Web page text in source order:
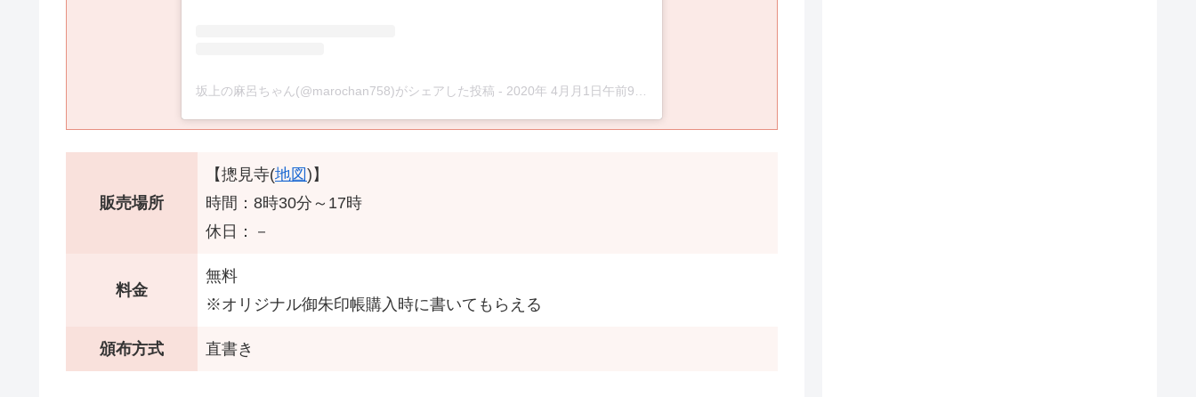
坂上の麻呂ちゃん(@marochan758)がシェアした投稿 - 2020年 4月月1日午前9時11分PDT
販売場所
【摠見寺(地図)】
時間：8時30分～17時
休日：－
料金
無料
※オリジナル御朱印帳購入時に書いてもらえる
頒布方式 直書き